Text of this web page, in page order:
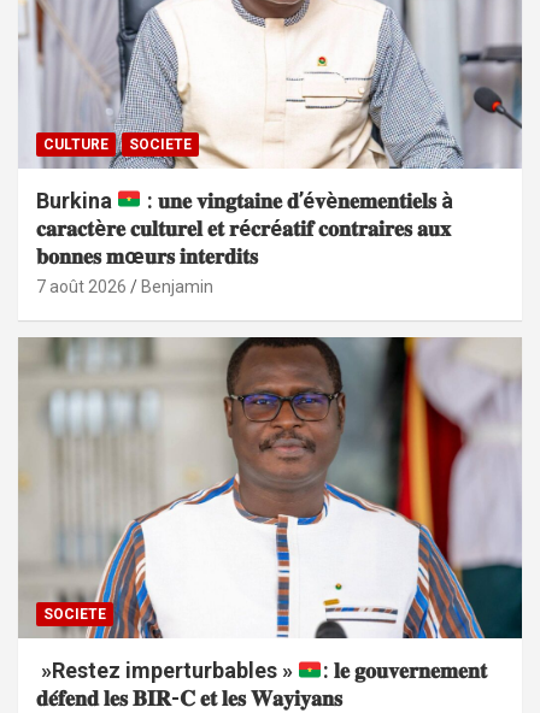
CULTURE SOCIETE
Burkina
: 𝐮𝐧𝐞 𝐯𝐢𝐧𝐠𝐭𝐚𝐢𝐧𝐞 𝐝’é𝐯è𝐧𝐞𝐦𝐞𝐧𝐭𝐢𝐞𝐥𝐬 à
𝐜𝐚𝐫𝐚𝐜𝐭è𝐫𝐞 𝐜𝐮𝐥𝐭𝐮𝐫𝐞𝐥 𝐞𝐭 𝐫é𝐜𝐫é𝐚𝐭𝐢𝐟 𝐜𝐨𝐧𝐭𝐫𝐚𝐢𝐫𝐞𝐬 𝐚𝐮𝐱
𝐛𝐨𝐧𝐧𝐞𝐬 𝐦œ𝐮𝐫𝐬 𝐢𝐧𝐭𝐞𝐫𝐝𝐢𝐭𝐬
7 août 2026 Benjamin
SOCIETE
»Restez imperturbables »
: 𝐥𝐞 𝐠𝐨𝐮𝐯𝐞𝐫𝐧𝐞𝐦𝐞𝐧𝐭
𝐝𝐞́𝐟𝐞𝐧𝐝 𝐥𝐞𝐬 𝐁𝐈𝐑-𝐂 𝐞𝐭 𝐥𝐞𝐬 𝐖𝐚𝐲𝐢𝐲𝐚𝐧𝐬